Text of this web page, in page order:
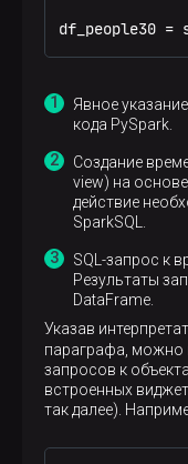
df_people30 =
Явное
кода PySpark.
Создание
view) на
действие
SparkSQL.
SQL-запрос к
Результаты
DataFrame.
Указав
параграфа, можно
запросов к
встроенных
так далее).